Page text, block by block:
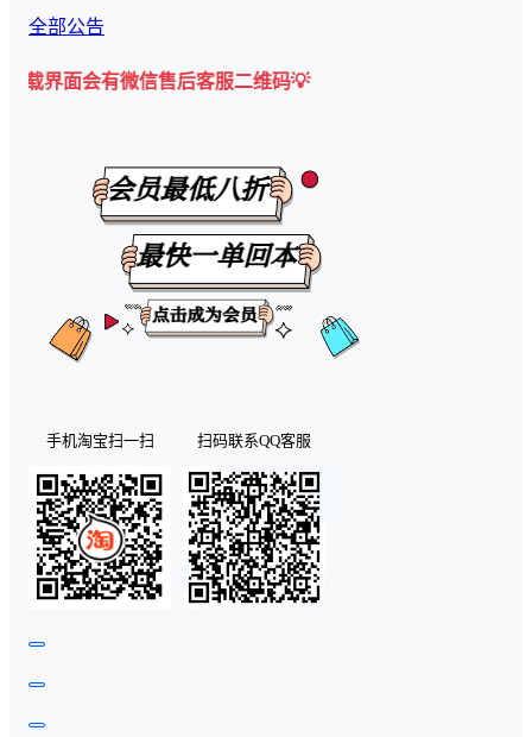
全部公告
有微信售后客服二维码💡
手机淘宝扫一扫 扫码联系QQ客服